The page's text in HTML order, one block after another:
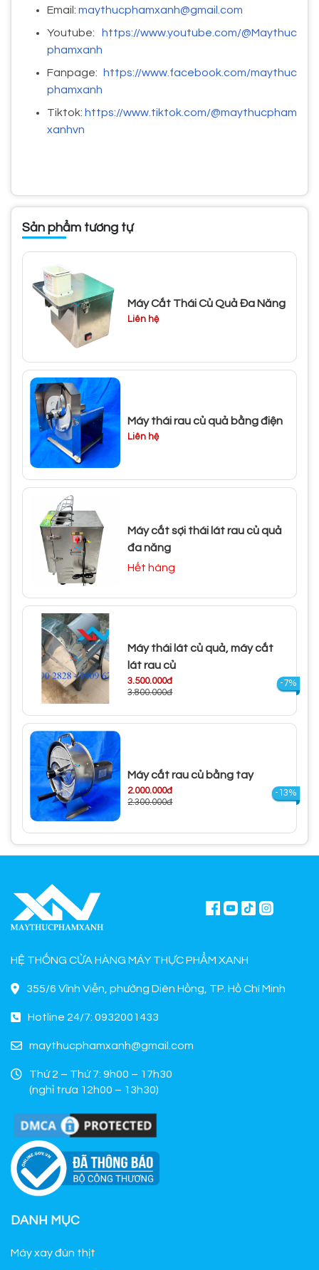
Email: maythucphamxanh@gmail.com
Youtube:
https://www.youtube.com/@Maythuc
phamxanh
Fanpage:
https://www.facebook.com/maythuc
phamxanh
Tiktok: https://www.tiktok.com/@maythucpham
xanhvn
Sản phẩm tương tự
Máy Cắt Thái Củ Quả Đa Năng
Liên hệ
Máy thái rau củ quả bằng điện
Liên hệ
Máy cắt sợi thái lát rau củ quả
đa năng
Hết hàng
Máy thái lát củ quả, máy cắt
lát rau củ
3.500.000đ
3.800.000đ
-7%
Máy cắt rau củ bằng tay
2.000.000đ
2.300.000đ
-13%
HỆ THỐNG CỬA HÀNG MÁY THỰC PHẨM XANH
355/6 Vĩnh Viễn, phường Diên Hồng, TP. Hồ Chí Minh
Hotline 24/7: 0932001433
maythucphamxanh@gmail.com
Thứ 2 – Thứ 7: 9h00 – 17h30
(nghỉ trưa 12h00 – 13h30)
DANH MỤC
Máy xay đùn thịt